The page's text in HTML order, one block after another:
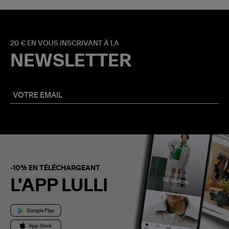
20 € EN VOUS INSCRIVANT À LA
NEWSLETTER
-10% EN TÉLÉCHARGEANT
L'APP LULLI